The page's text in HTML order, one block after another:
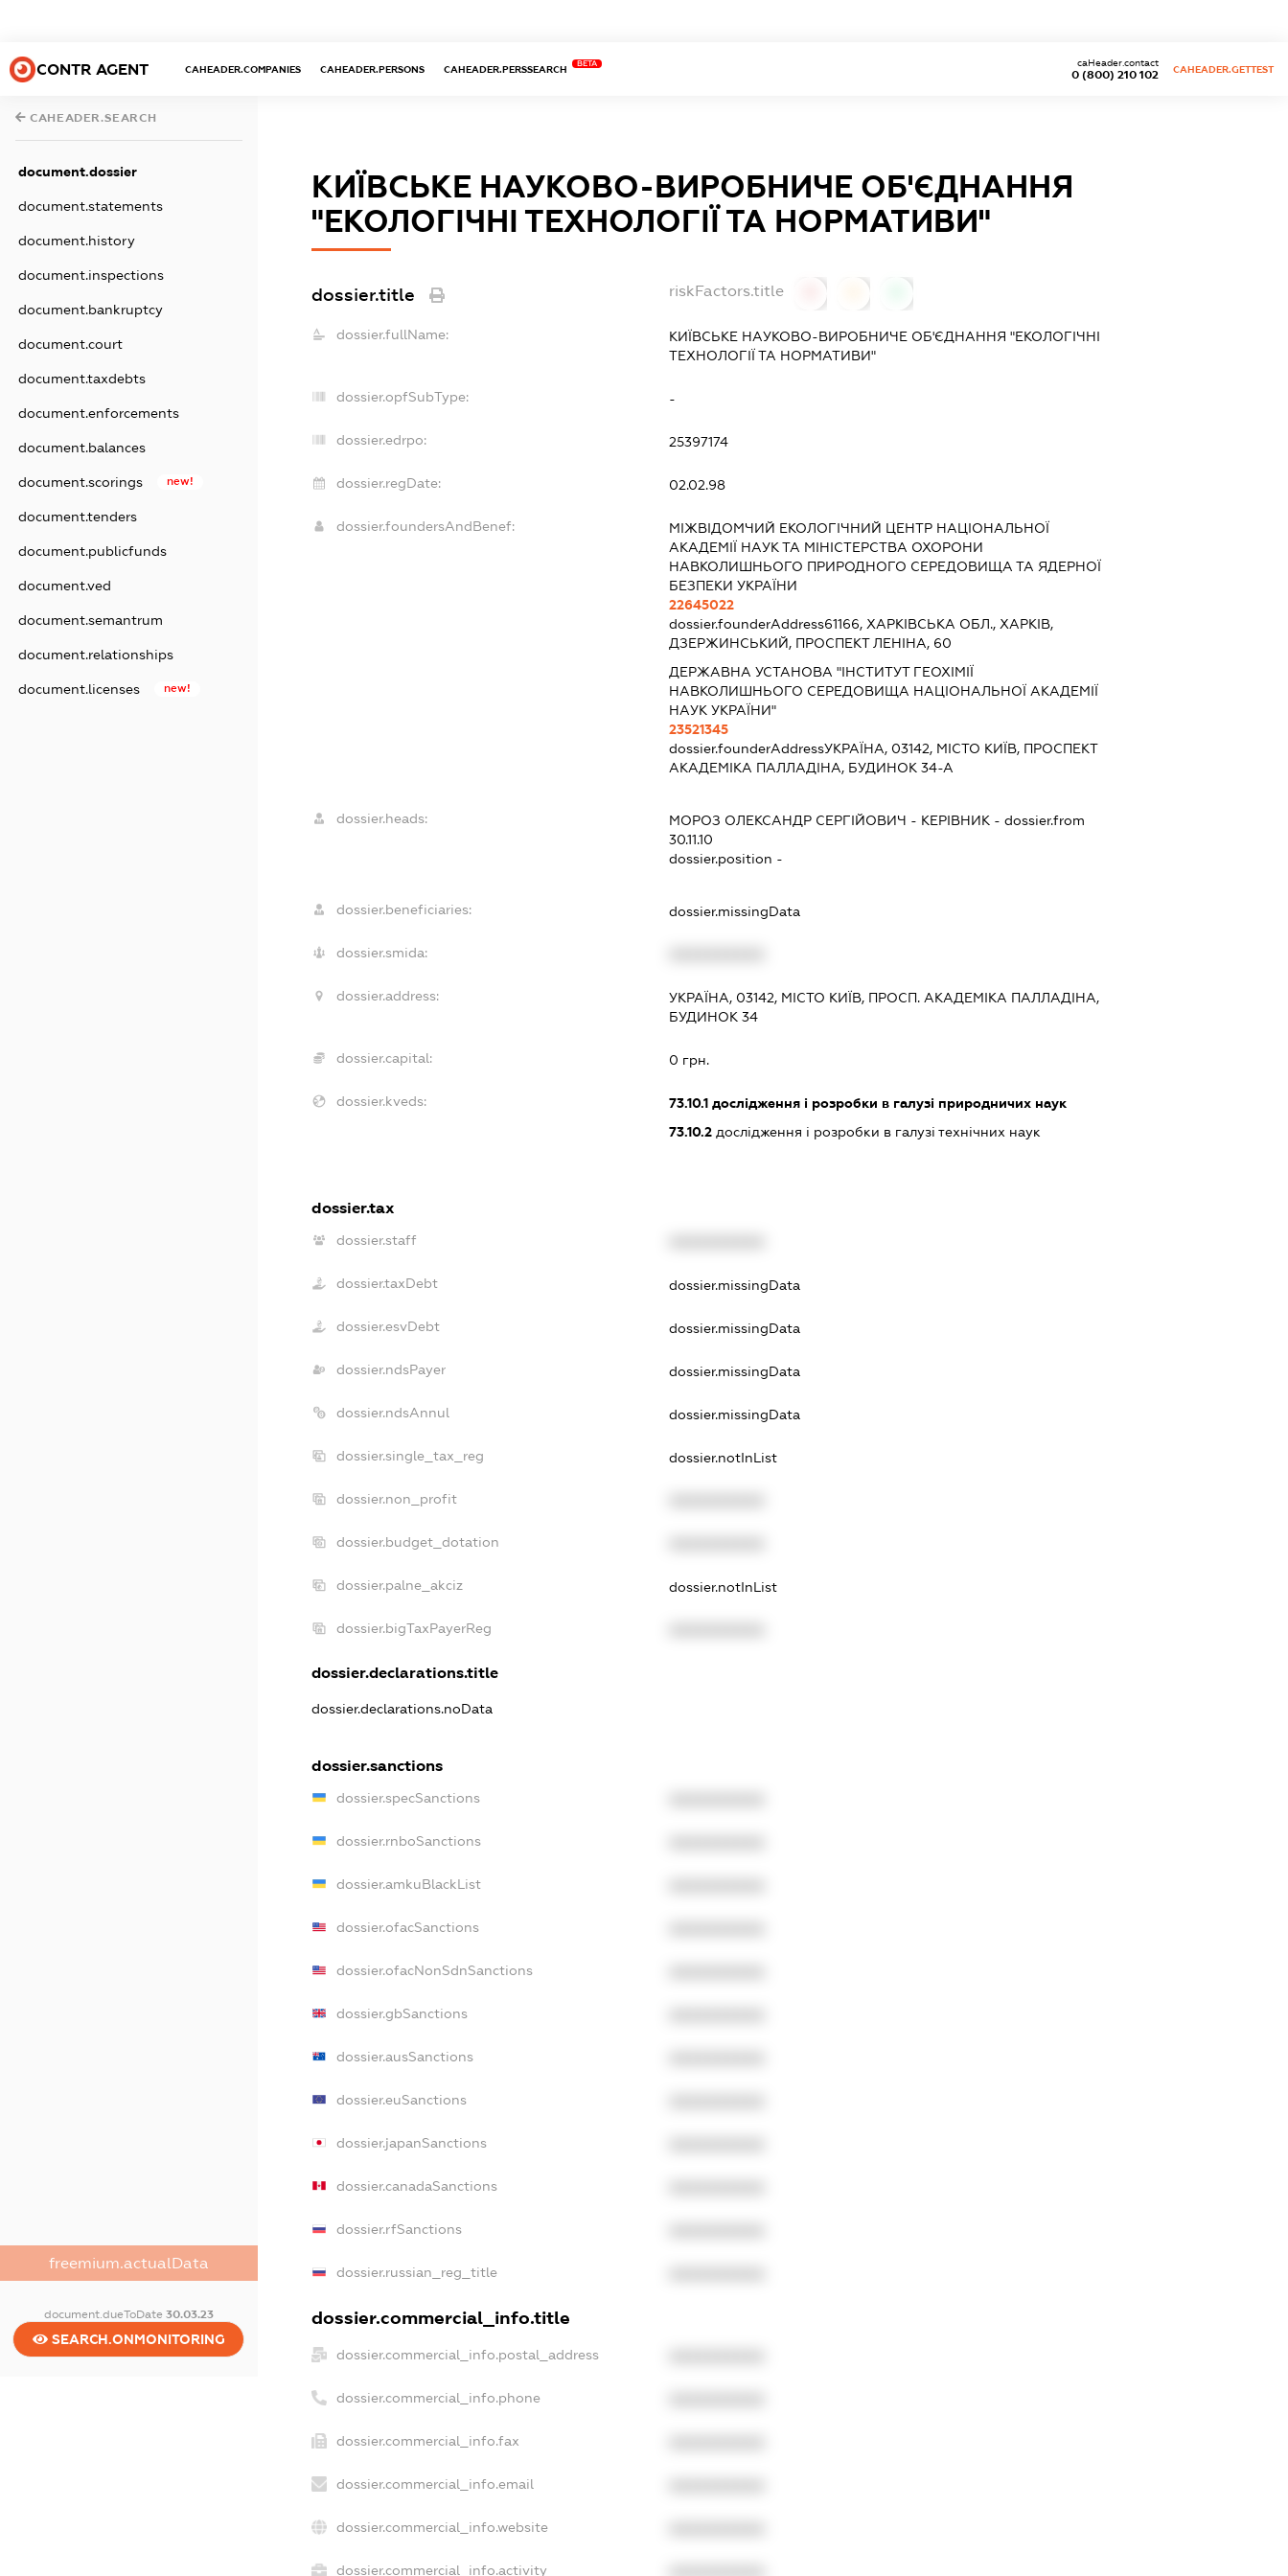
CONTR AGENT CAHEADER.COMPANIES CAHEADER.PERSONS CAHEADER.PERSSEARCH
BETA
0 (800) 210 102
caHeader.contact
CAHEADER.GETTEST
CAHEADER.SEARCH
document.dossier
document.statements
document.history
document.inspections
document.bankruptcy
document.court
document.taxdebts
document.enforcements
document.balances
document.scorings new!
document.tenders
document.publicfunds
document.ved
document.semantrum
document.relationships
document.licenses new!
freemium.actualData
document.dueToDate 30.03.23
SEARCH.ONMONITORING
КИЇВСЬКЕ НАУКОВО-ВИРОБНИЧЕ ОБ'ЄДНАННЯ
"ЕКОЛОГІЧНІ ТЕХНОЛОГІЇ ТА НОРМАТИВИ"
dossier.title riskFactors.title
dossier.fullName:
КИЇВСЬКЕ НАУКОВО-ВИРОБНИЧЕ ОБ'ЄДНАННЯ "ЕКОЛОГІЧНІ
ТЕХНОЛОГІЇ ТА НОРМАТИВИ"
dossier.opfSubType: -
dossier.edrpo: 25397174
dossier.regDate: 02.02.98
dossier.foundersAndBenef:
МІЖВІДОМЧИЙ ЕКОЛОГІЧНИЙ ЦЕНТР НАЦІОНАЛЬНОЇ
АКАДЕМІЇ НАУК ТА МІНІСТЕРСТВА ОХОРОНИ
НАВКОЛИШНЬОГО ПРИРОДНОГО СЕРЕДОВИЩА ТА ЯДЕРНОЇ
БЕЗПЕКИ УКРАЇНИ
22645022
dossier.founderAddress61166, ХАРКІВСЬКА ОБЛ., ХАРКІВ,
ДЗЕРЖИНСЬКИЙ, ПРОСПЕКТ ЛЕНІНА, 60
ДЕРЖАВНА УСТАНОВА "ІНСТИТУТ ГЕОХІМІЇ
НАВКОЛИШНЬОГО СЕРЕДОВИЩА НАЦІОНАЛЬНОЇ АКАДЕМІЇ
НАУК УКРАЇНИ"
23521345
dossier.founderAddressУКРАЇНА, 03142, МІСТО КИЇВ, ПРОСПЕКТ
АКАДЕМІКА ПАЛЛАДІНА, БУДИНОК 34-А
dossier.heads: МОРОЗ ОЛЕКСАНДР СЕРГІЙОВИЧ - КЕРІВНИК - dossier.from
30.11.10
dossier.position -
dossier.beneficiaries: dossier.missingData
dossier.smida:
dossier.address:
УКРАЇНА, 03142, МІСТО КИЇВ, ПРОСП. АКАДЕМІКА ПАЛЛАДІНА,
БУДИНОК 34
dossier.capital: 0 грн.
dossier.kveds: 73.10.1дослідження і розробки в галузі природничих наук
73.10.2дослідження і розробки в галузі технічних наук
dossier.tax
dossier.staff
dossier.taxDebt dossier.missingData
dossier.esvDebt dossier.missingData
dossier.ndsPayer dossier.missingData
dossier.ndsAnnul dossier.missingData
dossier.single_tax_reg dossier.notInList
dossier.non_profit
dossier.budget_dotation
dossier.palne_akciz dossier.notInList
dossier.bigTaxPayerReg
dossier.declarations.title
dossier.declarations.noData
dossier.sanctions
dossier.specSanctions
dossier.rnboSanctions
dossier.amkuBlackList
dossier.ofacSanctions
dossier.ofacNonSdnSanctions
dossier.gbSanctions
dossier.ausSanctions
dossier.euSanctions
dossier.japanSanctions
dossier.canadaSanctions
dossier.rfSanctions
dossier.russian_reg_title
dossier.commercial_info.title
dossier.commercial_info.postal_address
dossier.commercial_info.phone
dossier.commercial_info.fax
dossier.commercial_info.email
dossier.commercial_info.website
dossier.commercial_info.activity